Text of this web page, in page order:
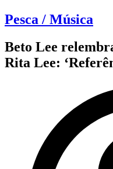
Pesca / Música
Beto Lee
Rita Lee: